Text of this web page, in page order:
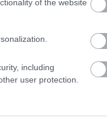
of the website
including
user protection.
nyaralunk, és
Szavakat sem
a történtek után: